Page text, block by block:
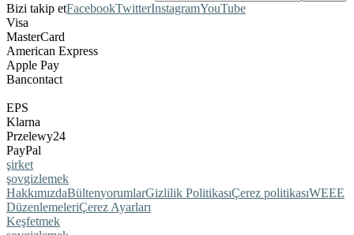
Bizi takip etFacebookTwitterInstagramYouTube
Visa
MasterCard
American Express
Apple Pay
Bancontact
EPS
Klarna
Przelewy24
PayPal
şirket
şovgizlemek
HakkımızdaBültenyorumlarGizlilik PolitikasıÇerez politikasıWEEE
DüzenlemeleriÇerez Ayarları
Keşfetmek